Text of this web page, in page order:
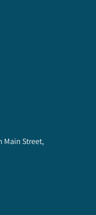
Main Street,